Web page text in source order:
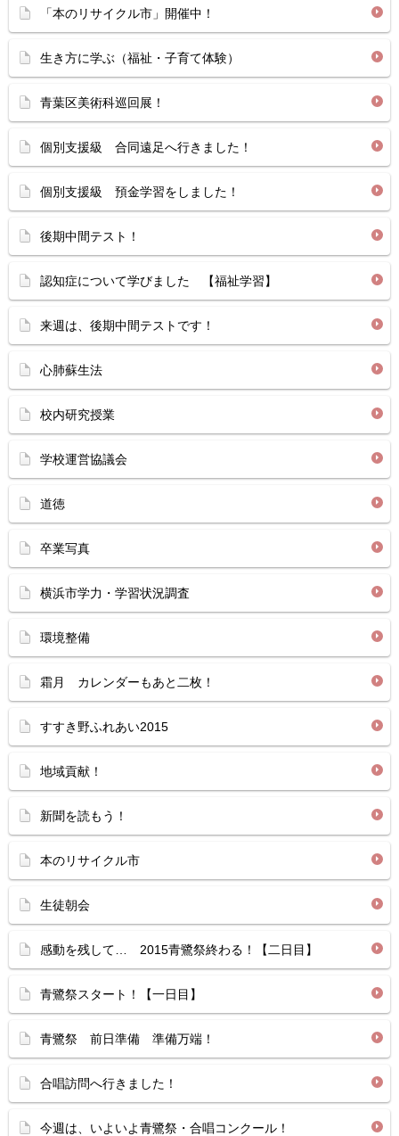
「本のリサイクル市」開催中！
生き方に学ぶ（福祉・子育て体験）
青葉区美術科巡回展！
個別支援級 合同遠足へ行きました！
個別支援級 預金学習をしました！
後期中間テスト！
認知症について学びました 【福祉学習】
来週は、後期中間テストです！
心肺蘇生法
校内研究授業
学校運営協議会
道徳
卒業写真
横浜市学力・学習状況調査
環境整備
霜月 カレンダーもあと二枚！
すすき野ふれあい2015
地域貢献！
新聞を読もう！
本のリサイクル市
生徒朝会
感動を残して… 2015青鷺祭終わる！【二日目】
青鷺祭スタート！【一日目】
青鷺祭 前日準備 準備万端！
合唱訪問へ行きました！
今週は、いよいよ青鷺祭・合唱コンクール！